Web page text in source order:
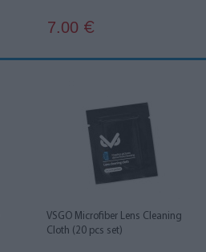
7.00 €
VSGO Microfiber Lens Cleaning
Cloth (20 pcs set)